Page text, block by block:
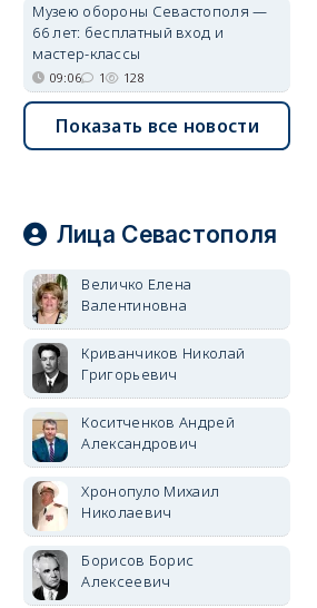
Музею обороны Севастополя —
66 лет: бесплатный вход и
мастер-классы
09:06 1 128
Показать все новости
Лица Севастополя
Величко Елена
Валентиновна
Криванчиков Николай
Григорьевич
Коситченков Андрей
Александрович
Хронопуло Михаил
Николаевич
Борисов Борис
Алексеевич